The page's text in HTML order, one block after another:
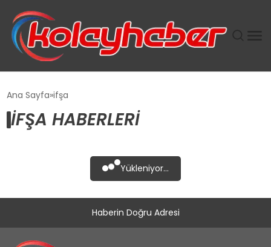
SUWEN’IN İSTIHDAM MODELI EKONOMIDE KADIN
GÜCÜNÜBÜYÜTÜYOR
TANYER YAPI ZEMIN MÜHENDISLIĞINDE HEDEF
TOROSLAR’DA PAZAR GERGİNLİĞİ!
Ana Sayfa ifşa
IFŞA HABERLERI
Yükleniyor...
Haberin Doğru Adresi